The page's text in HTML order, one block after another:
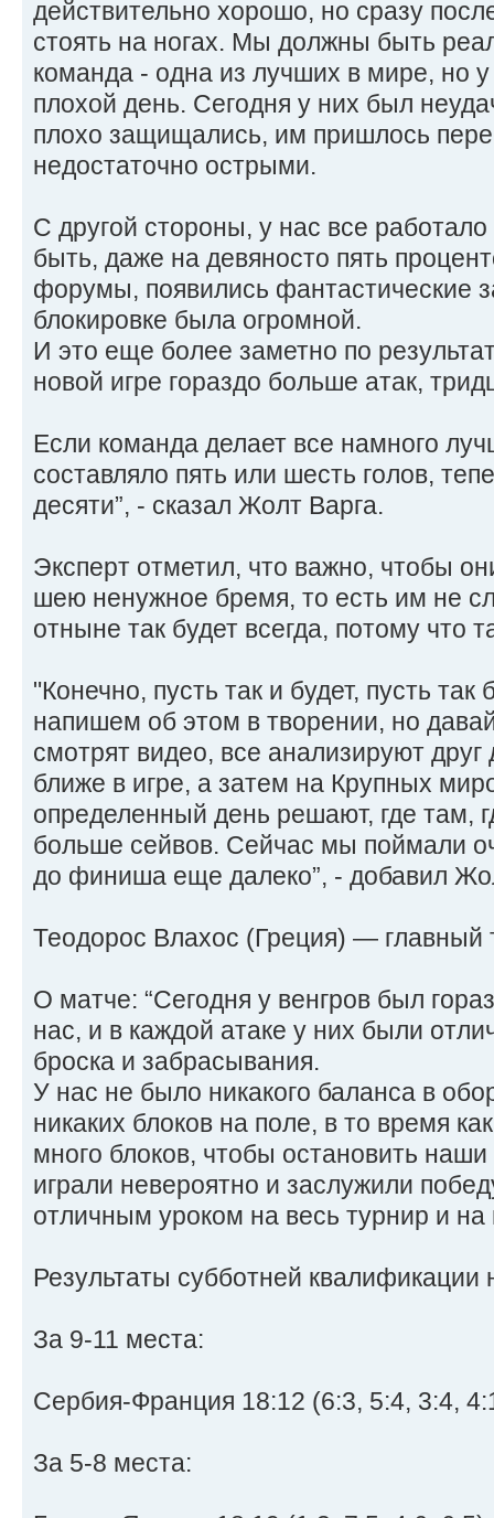
действительно хорошо, но сразу
стоять на ногах. Мы должны быть
команда - одна из лучших в мире, но
плохой день. Сегодня у них был
плохо защищались, им пришлось
недостаточно острыми.
С другой стороны, у нас все
быть, даже на девяносто пять
форумы, появились фантастические
блокировке была огромной.
И это еще более заметно по
новой игре гораздо больше атак,
Если команда делает все намного
составляло пять или шесть голов,
десяти”, - сказал Жолт Варга.
Эксперт отметил, что важно, чтобы
шею ненужное бремя, то есть им не
отныне так будет всегда, потому что
"Конечно, пусть так и будет, пусть так
напишем об этом в творении, но
смотрят видео, все анализируют друг
ближе в игре, а затем на Крупных
определенный день решают, где там,
больше сейвов. Сейчас мы поймали
до финиша еще далеко”, - добавил
Теодорос Влахос (Греция) — главный
О матче: “Сегодня у венгров был
нас, и в каждой атаке у них были
броска и забрасывания.
У нас не было никакого баланса в
никаких блоков на поле, в то время
много блоков, чтобы остановить
играли невероятно и заслужили
отличным уроком на весь турнир и
Результаты субботней квалификации
За 9-11 места:
Сербия-Франция 18:12 (6:3, 5:4, 3:4,
За 5-8 места: